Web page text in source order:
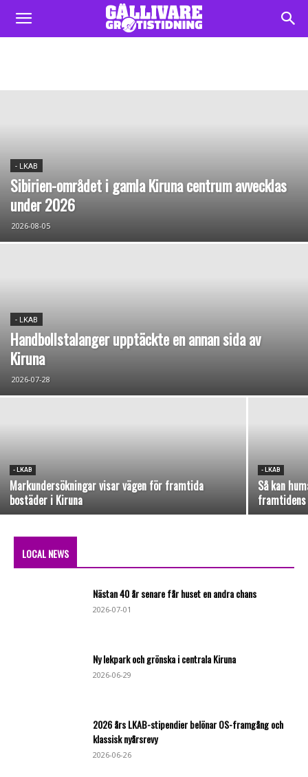
- LKAB
Sibirien-området i gamla Kiruna centrum avvecklas
under 2026
2026-08-05
- LKAB
Handbollstalanger upptäckte en annan sida av
Kiruna
2026-07-28
- LKAB
Markundersökningar visar vägen för framtida
bostäder i Kiruna
- LKAB
Så kan
LOCAL NEWS
Nästan 40 år senare får huset en andra chans
2026-07-01
Ny lekpark och grönska i centrala Kiruna
2026-06-29
2026 års LKAB-stipendier belönar OS-framgång och
klassisk nyårsrevy
2026-06-26